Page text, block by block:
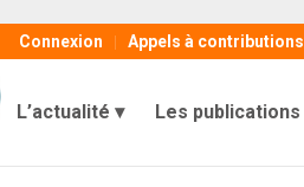
Connexion Appels à contributions
L’actualité Les publications